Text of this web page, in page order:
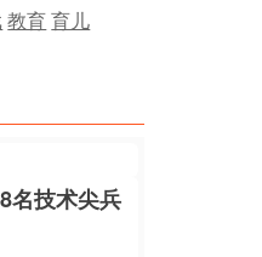
教育育儿
名技术尖兵